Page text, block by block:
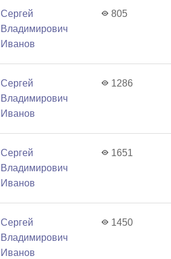
Сергей
Владимирович
Иванов
805
Сергей
Владимирович
Иванов
1286
Сергей
Владимирович
Иванов
1651
Сергей
Владимирович
Иванов
1450